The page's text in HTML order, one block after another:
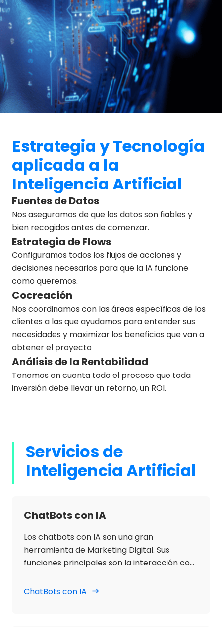
Estrategia y Tecnología
aplicada a la
Inteligencia Artificial
Fuentes de Datos
Nos aseguramos de que los datos son fiables y
bien recogidos antes de comenzar.
Estrategia de Flows
Configuramos todos los flujos de acciones y
decisiones necesarios para que la IA funcione
como queremos.
Cocreación
Nos coordinamos con las áreas específicas de los
clientes a las que ayudamos para entender sus
necesidades y maximizar los beneficios que van a
obtener el proyecto
Análisis de la Rentabilidad
Tenemos en cuenta todo el proceso que toda
inversión debe llevar un retorno, un ROI.
Servicios de
Inteligencia Artificial
ChatBots con IA
Los chatbots con IA son una gran
herramienta de Marketing Digital. Sus
funciones principales son la interacción con
atención al cliente, generar leads y mejorar
ChatBots con IA